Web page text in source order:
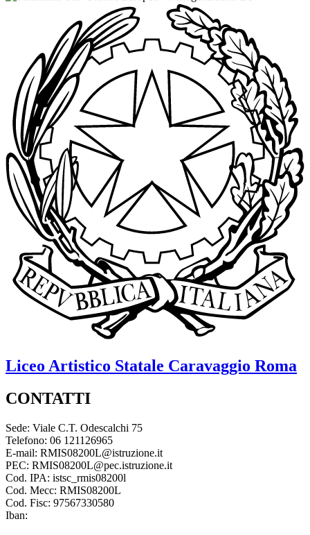
Liceo Artistico Statale Caravaggio Roma
CONTATTI
Sede: Viale C.T. Odescalchi 75
Telefono: 06 121126965
E-mail: RMIS08200L@istruzione.it
PEC: RMIS08200L@pec.istruzione.it
Cod. IPA: istsc_rmis08200l
Cod. Mecc: RMIS08200L
Cod. Fisc: 97567330580
Iban: